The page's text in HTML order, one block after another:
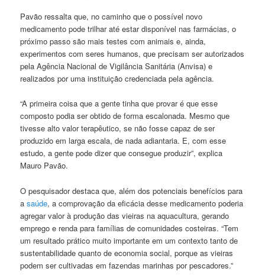
Pavão ressalta que, no caminho que o possível novo
medicamento pode trilhar até estar disponível nas farmácias, o
próximo passo são mais testes com animais e, ainda,
experimentos com seres humanos, que precisam ser autorizados
pela Agência Nacional de Vigilância Sanitária (Anvisa) e
realizados por uma instituição credenciada pela agência.
“A primeira coisa que a gente tinha que provar é que esse
composto podia ser obtido de forma escalonada. Mesmo que
tivesse alto valor terapêutico, se não fosse capaz de ser
produzido em larga escala, de nada adiantaria. E, com esse
estudo, a gente pode dizer que consegue produzir”, explica
Mauro Pavão.
O pesquisador destaca que, além dos potenciais benefícios para
asaúde, a comprovação da eficácia desse medicamento poderia
agregar valor à produção das vieiras na aquacultura, gerando
emprego e renda para famílias de comunidades costeiras. “Tem
um resultado prático muito importante em um contexto tanto de
sustentabilidade quanto de economia social, porque as vieiras
podem ser cultivadas em fazendas marinhas por pescadores.”